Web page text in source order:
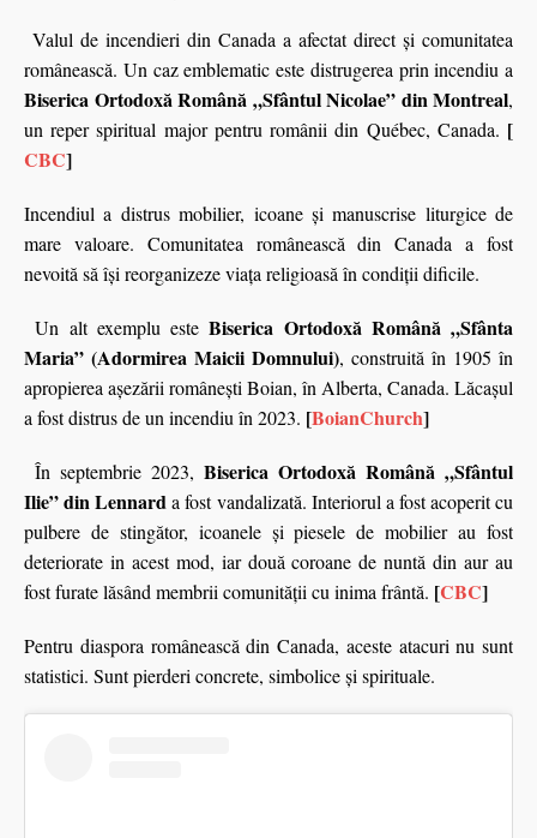
Valul de incendieri din Canada a afectat direct și comunitatea
românească. Un caz emblematic este distrugerea prin incendiu a
Biserica Ortodoxă Română „Sfântul Nicolae” din Montreal,
un reper spiritual major pentru românii din Québec, Canada. [
CBC]
Incendiul a distrus mobilier, icoane și manuscrise liturgice de
mare valoare. Comunitatea românească din Canada a fost
nevoită să își reorganizeze viața religioasă în condiții dificile.
Un alt exemplu esteBiserica Ortodoxă Română „Sfânta
Maria” (Adormirea Maicii Domnului), construită în 1905 în
apropierea așezării românești Boian, în Alberta, Canada. Lăcașul
a fost distrus de un incendiu în 2023. [BoianChurch]
În septembrie 2023, Biserica Ortodoxă Română „Sfântul
Ilie” din Lennarda fost vandalizată. Interiorul a fost acoperit cu
pulbere de stingător, icoanele și piesele de mobilier au fost
deteriorate in acest mod, iar două coroane de nuntă din aur au
fost furatelăsând membrii comunității cu inima frântă. [CBC]
Pentru diaspora românească din Canada, aceste atacuri nu sunt
statistici. Sunt pierderi concrete, simbolice și spirituale.